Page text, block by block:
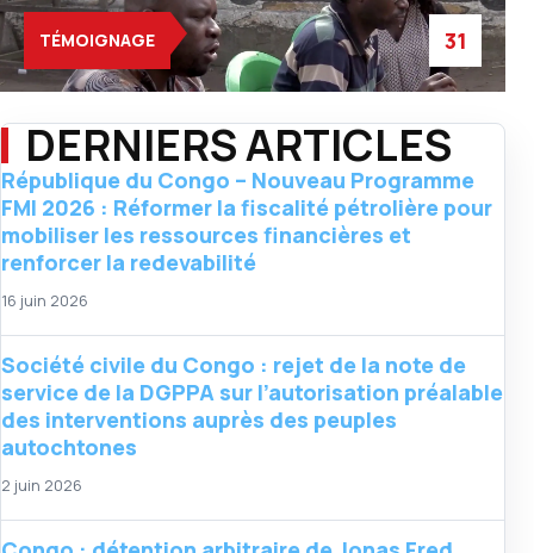
TÉMOIGNAGE 31
DERNIERS ARTICLES
République du Congo – Nouveau Programme
FMI 2026 : Réformer la fiscalité pétrolière pour
mobiliser les ressources financières et
renforcer la redevabilité
16 juin 2026
Société civile du Congo : rejet de la note de
service de la DGPPA sur l’autorisation préalable
des interventions auprès des peuples
autochtones
2 juin 2026